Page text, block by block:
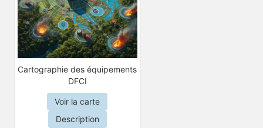
Cartographie des équipements
DFCI
Voir la carte
Description